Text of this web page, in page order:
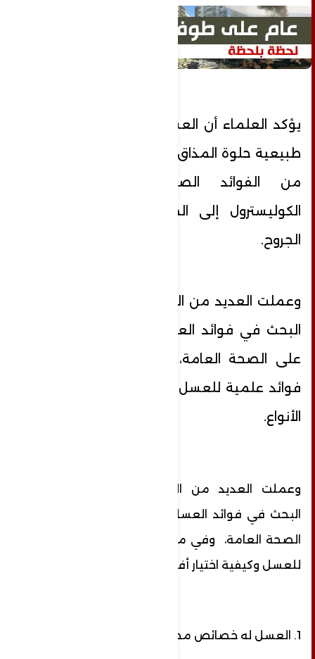
يؤكد العلماء أن العسل ليس مجرد مادة
طبيعية حلوة المذاق، بل إنه يحمل العديد
من الفوائد الصحية، من خفض
الكوليسترول إلى المساعدة في التئام
الجروح.
وعملت العديد من الدراسات العلمية على
البحث في فوائد العسل وإثبات فعاليتها
على الصحة العامة، وفي ما يلي أربع
فوائد علمية للعسل وكيفية اختيار أفضل
الأنواع.
وعملت العديد من الدراسات العلمية على
البحث في فوائد العسل وإثبات فعاليتها على
الصحة العامة، وفي ما يلي أربع فوائد علمية
للعسل وكيفية اختيار أفضل الأنواع.
1. العسل له خصائص مضادة للأكسدة